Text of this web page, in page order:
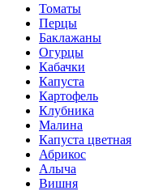
Томаты
Перцы
Баклажаны
Огурцы
Кабачки
Капуста
Картофель
Клубника
Малина
Капуста цветная
Абрикос
Алыча
Вишня